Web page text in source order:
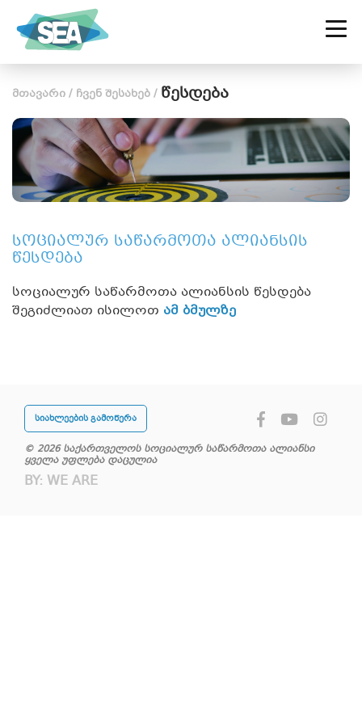
მთავარი / ჩვენ შესახებ / წესდება
სოციალურ საწარმოთა ალიანსის
წესდება
სოციალურ საწარმოთა ალიანსის წესდება
შეგიძლიათ ისილოთ ამ ბმულზე
სიახლეების გამოწერა
© 2026 საქართველოს სოციალურ საწარმოთა ალიანსი
ყველა უფლება დაცულია
BY: WE ARE